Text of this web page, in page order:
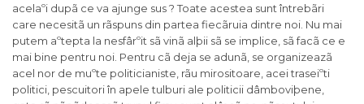
acelaºi dupã ce va ajunge sus ? Toate acestea sunt întrebãri
care necesitã un rãspuns din partea fiecãruia dintre noi. Nu mai
putem aºtepta la nesfârºit sã vinã alþii sã se implice, sã facã ce e
mai bine pentru noi. Pentru cã deja se adunã, se organizeazã
acel nor de muºte politicianiste, rãu mirositoare, acei traseiºti
politici, pescuitori în apele tulburi ale politicii dâmboviþene,